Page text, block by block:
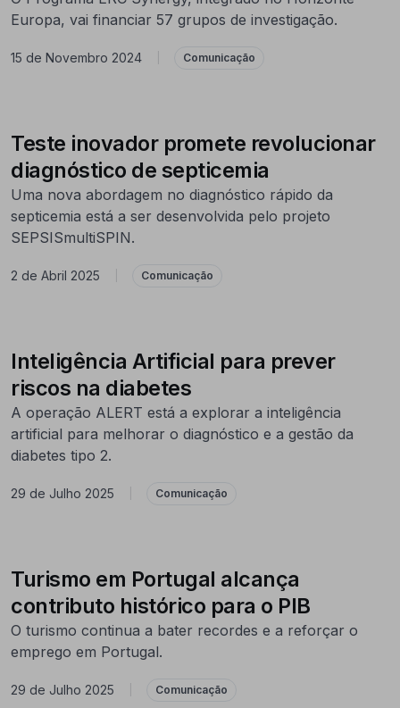
Europa, vai financiar 57 grupos de investigação.
15 de Novembro 2024 Comunicação
Teste inovador promete revolucionar
diagnóstico de septicemia
Uma nova abordagem no diagnóstico rápido da
septicemia está a ser desenvolvida pelo projeto
SEPSISmultiSPIN.
2 de Abril 2025 Comunicação
Inteligência Artificial para prever
riscos na diabetes
A operação ALERT está a explorar a inteligência
artificial para melhorar o diagnóstico e a gestão da
diabetes tipo 2.
29 de Julho 2025 Comunicação
Turismo em Portugal alcança
contributo histórico para o PIB
O turismo continua a bater recordes e a reforçar o
emprego em Portugal.
29 de Julho 2025 Comunicação